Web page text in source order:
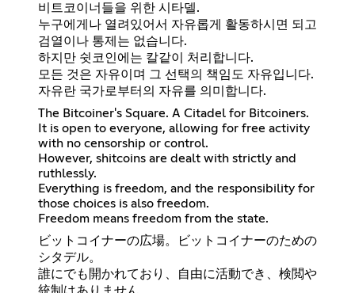
비트코이너들을 위한 시타델.
누구에게나 열려있어서 자유롭게 활동하시면 되고
검열이나 통제는 없습니다.
하지만 쉿코인에는 칼같이 처리합니다.
모든 것은 자유이며 그 선택의 책임도 자유입니다.
자유란 국가로부터의 자유를 의미합니다.
The Bitcoiner's Square. A Citadel for Bitcoiners.
It is open to everyone, allowing for free activity
with no censorship or control.
However, shitcoins are dealt with strictly and
ruthlessly.
Everything is freedom, and the responsibility for
those choices is also freedom.
Freedom means freedom from the state.
ビットコイナーの広場。ビットコイナーのための
シタデル。
誰にでも開かれており、自由に活動でき、検閲や
統制はありません。